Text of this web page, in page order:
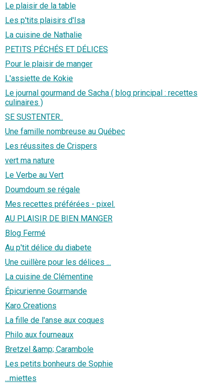
Le plaisir de la table
Les p'tits plaisirs d'Isa
La cuisine de Nathalie
PETITS PÉCHÉS ET DÉLICES
Pour le plaisir de manger
L'assiette de Kokie
Le journal gourmand de Sacha ( blog principal : recettes
culinaires )
SE SUSTENTER..
Une famille nombreuse au Québec
Les réussites de Crispers
vert ma nature
Le Verbe au Vert
Doumdoum se régale
Mes recettes préférées - pixel.
AU PLAISIR DE BIEN MANGER
Blog Fermé
Au p'tit délice du diabete
Une cuillère pour les délices ...
La cuisine de Clémentine
Épicurienne Gourmande
Karo Creations
La fille de l'anse aux coques
Philo aux fourneaux
Bretzel &amp; Carambole
Les petits bonheurs de Sophie
...miettes